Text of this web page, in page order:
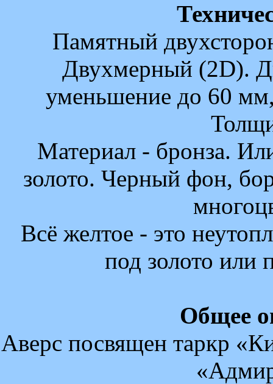
Памятный
Двухмерный (2D).
уменьшение до 60
Материал - бронза.
золото. Черный фон,
Всё желтое - это
под золото или
Общее
Аверс посвящен таркр